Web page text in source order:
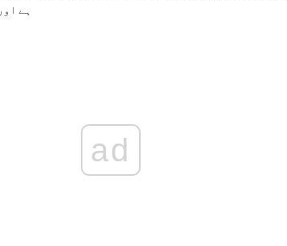
ہے
ad